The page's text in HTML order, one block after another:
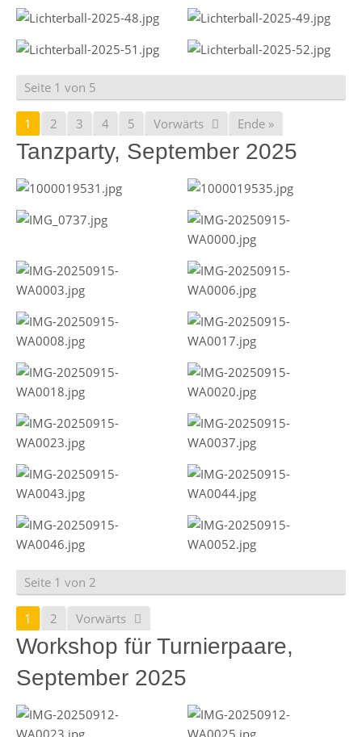
Seite 1 von 5
1 2 3 4 5 Vorwärts Ende »
Tanzparty, September 2025
Seite 1 von 2
1 2 Vorwärts
Workshop für Turnierpaare,
September 2025